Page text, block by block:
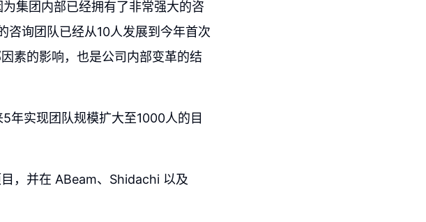
集团内部已经拥有了非常强大的咨
咨询团队已经从10人发展到今年首次
素的影响，也是公司内部变革的结
年实现团队规模扩大至1000人的目
，并在 ABeam、Shidachi 以及